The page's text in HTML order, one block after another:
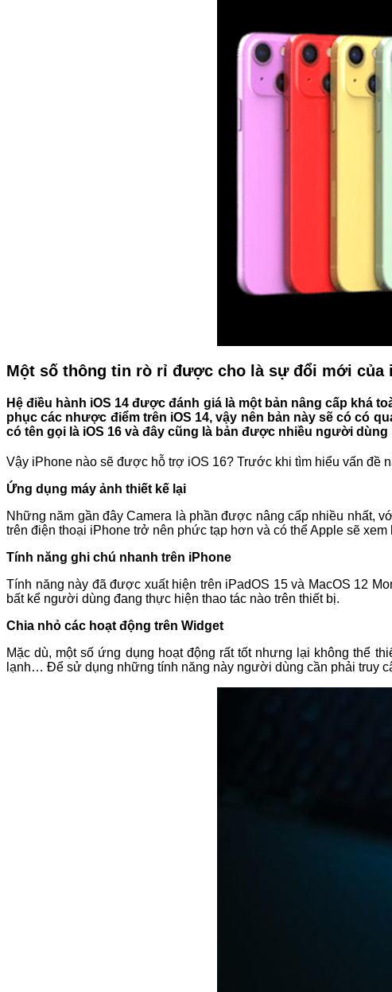
Một số thông tin rò rỉ được cho là sự đổi mới của
Hệ điều hành iOS 14 được đánh giá là một bản nâng cấp khá
phục các nhược điểm trên iOS 14, vậy nên bản này sẽ có có
có tên gọi là iOS 16 và đây cũng là bản được nhiều người
Vậy iPhone nào sẽ được hỗ trợ iOS 16? Trước khi tìm hiểu vấn đề
Ứng dụng máy ảnh thiết kế lại
Những năm gần đây Camera là phần được nâng cấp nhiều nhất,
trên điện thoại iPhone trở nên phức tạp hơn và có thể Apple sẽ
Tính năng ghi chú nhanh trên iPhone
Tính năng này đã được xuất hiện trên iPadOS 15 và MacOS 12
bất kể người dùng đang thực hiện thao tác nào trên thiết bị.
Chia nhỏ các hoạt động trên Widget
Mặc dù, một số ứng dụng hoạt động rất tốt nhưng lại không thể
lạnh… Để sử dụng những tính năng này người dùng cần phải truy